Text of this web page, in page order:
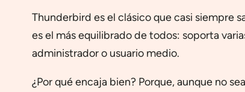
Thunderbird es el clásico que casi siempre
es el más equilibrado de todos: soporta
administrador o usuario medio.
¿Por qué encaja bien? Porque, aunque no